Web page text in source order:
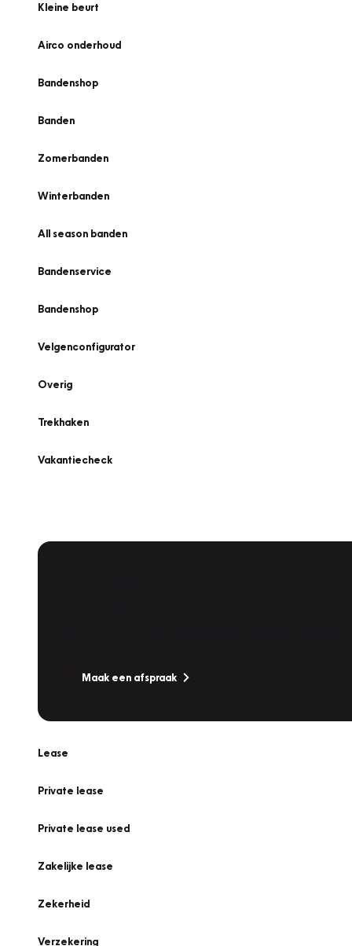
Kleine beurt
Airco onderhoud
Bandenshop
Banden
Zomerbanden
Winterbanden
All season banden
Bandenservice
Bandenshop
Velgenconfigurator
Overig
Trekhaken
Vakantiecheck
Maak een afspraak
Lease
Private lease
Private lease used
Zakelijke lease
Zekerheid
Verzekering